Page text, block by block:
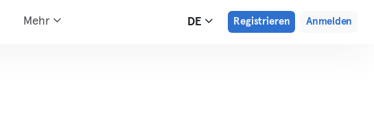
Mehr DE Registrieren Anmelden